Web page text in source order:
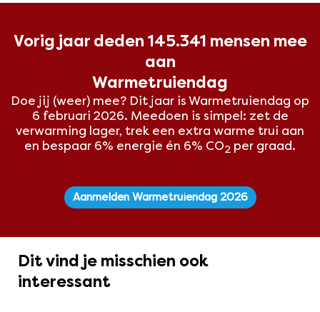
Vorig jaar deden 145.341 mensen mee
aan
Warmetruiendag
Doe jij (weer) mee? Dit jaar is Warmetruiendag op
6 februari 2026. Meedoen is simpel: zet de
verwarming lager, trek een extra warme trui aan
en bespaar 6% energie én 6% CO2 per graad.
Aanmelden Warmetruiendag 2026
Dit vind je misschien ook
interessant